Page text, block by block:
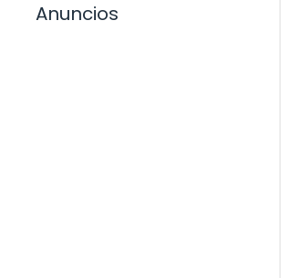
Anuncios